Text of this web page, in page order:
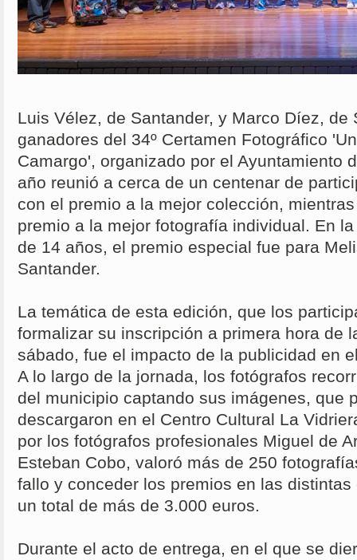
Luis Vélez, de Santander, y Marco Díez, de
ganadores del 34º Certamen Fotográfico
Camargo', organizado por el Ayuntamiento
año reunió a cerca de un centenar de
con el premio a la mejor colección,
premio a la mejor fotografía individual. En
de 14 años, el premio especial fue para
Santander.
La temática de esta edición, que los
formalizar su inscripción a primera hora de
sábado, fue el impacto de la publicidad en
A lo largo de la jornada, los fotógrafos
del municipio captando sus imágenes, que
descargaron en el Centro Cultural La
por los fotógrafos profesionales Miguel de
Esteban Cobo, valoró más de 250
fallo y conceder los premios en las
un total de más de 3.000 euros.
Durante el acto de entrega, en el que se